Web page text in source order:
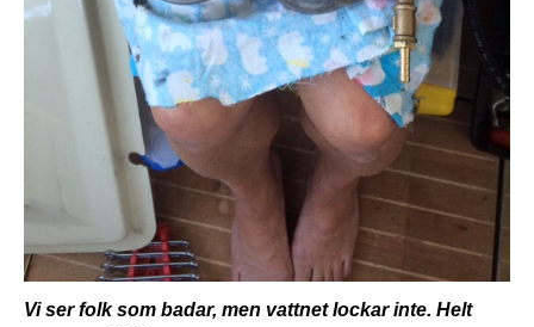
Vi ser folk som badar, men vattnet lockar inte. Helt